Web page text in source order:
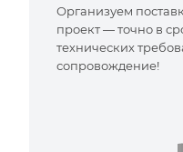
Организуем
проект — точно в
технических
сопровождение!